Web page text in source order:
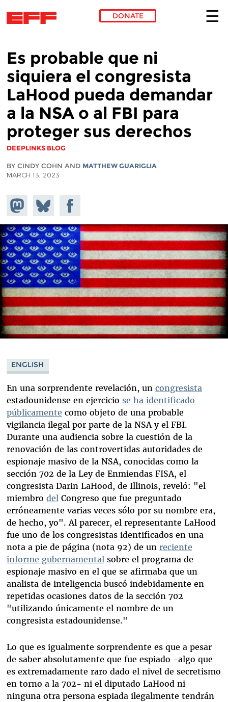
DONATE
Es probable que ni
siquiera el congresista
LaHood pueda demandar
a la NSA o al FBI para
proteger sus derechos
DEEPLINKS BLOG
BY CINDY COHN AND MATTHEW GUARIGLIA
MARCH 13, 2023
Share on
Mastodon
Share
on
Bluesky
Share on
Facebook
ENGLISH
En una sorprendente revelación, un congresista
estadounidense en ejercicio se ha identificado
públicamente como objeto de una probable
vigilancia ilegal por parte de la NSA y el FBI.
Durante una audiencia sobre la cuestión de la
renovación de las controvertidas autoridades de
espionaje masivo de la NSA, conocidas como la
sección 702 de la Ley de Enmiendas FISA, el
congresista Darin LaHood, de Illinois, reveló: "el
miembro del Congreso que fue preguntado
erróneamente varias veces sólo por su nombre era,
de hecho, yo". Al parecer, el representante LaHood
fue uno de los congresistas identificados en una
nota a pie de página (nota 92) de un reciente
informe gubernamental sobre el programa de
espionaje masivo en el que se afirmaba que un
analista de inteligencia buscó indebidamente en
repetidas ocasiones datos de la sección 702
"utilizando únicamente el nombre de un
congresista estadounidense."
Lo que es igualmente sorprendente es que a pesar
de saber absolutamente que fue espiado -algo que
es extremadamente raro dado el nivel de secretismo
en torno a la 702- ni el diputado LaHood ni
ninguna otra persona espiada ilegalmente tendrán